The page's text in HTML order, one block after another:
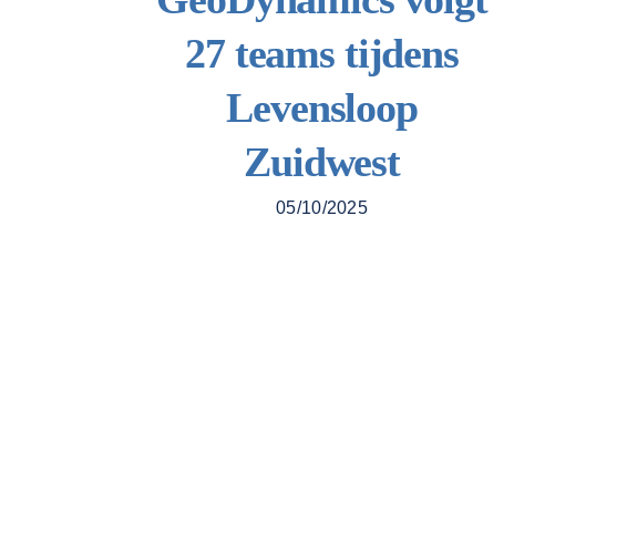
27 teams tijdens
Levensloop
Zuidwest
05/10/2025